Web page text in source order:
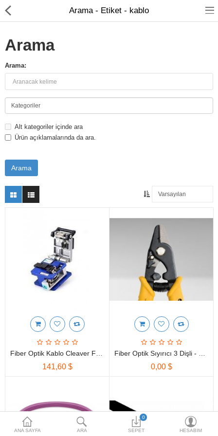
FİBER OPTİK
BAKIR ÜRÜNLER
MEDİA CONVERTER
SFP MODÜL
KABİNET
İKİNCİ EL ÜRÜNLER
Karşılaştırma
Para Birimi
ANA SAYFA ARA
0
SEPET HESABIM
Arama - Etiket - kablo
Arama
Arama:
Alt kategoriler içinde ara
Ürün açıklamalarında da ara.
141,60 $ 0,00 $